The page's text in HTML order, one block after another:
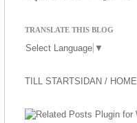
TRANSLATE THIS BLOG
Select Language ▼
TILL STARTSIDAN / HOME